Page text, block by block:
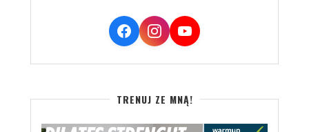
TRENUJ ZE MNĄ!